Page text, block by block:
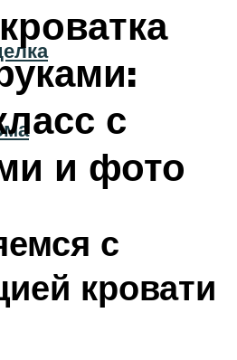
с
и фото
с
кровати